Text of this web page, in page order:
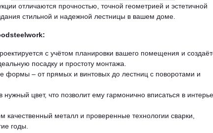
отличаются прочностью, точной геометрией и эстетичной
стильной и надежной лестницы в вашем доме.
с учётом планировки вашего помещения и
посадку и простоту монтажа.
формы – от прямых и винтовых до лестниц с поворотами и
цвет, что позволит ему гармонично вписаться в
качественный металл и проверенные технологии сварки,
годы.